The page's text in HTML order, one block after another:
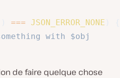
=== JSON_ERROR_NONE
with $obj
de faire quelque chose